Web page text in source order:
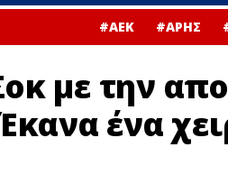
#ΑΕΚ #ΑΡΗΣ
με την
ένα